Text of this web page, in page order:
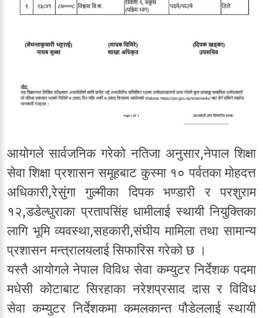
आयोगले सार्वजनिक गरेको नतिजा अनुसार,नेपाल शिक्षा
सेवा शिक्षा प्रशासन समूहबाट कुस्मा १० पर्वतका मोहदत्त
अधिकारी,रेसुंगा गुल्मीका दिपक भण्डारी र परशुराम
१२,डडेल्धुराका प्रतापसिंह धामीलाई स्थायी नियुक्तिका
लागि भूमि व्यवस्था,सहकारी,संघीय मामिला तथा सामान्य
प्रशासन मन्त्रालयलाई सिफारिस गरेको छ ।
यस्तै आयोगले नेपाल विविध सेवा कम्युटर निर्देशक पदमा
मधेसी कोटाबाट सिरहाका नरेशप्रसाद दास र विविध
सेवा कम्युटर निर्देशकमा कमलकान्त पौडेललाई स्थायी